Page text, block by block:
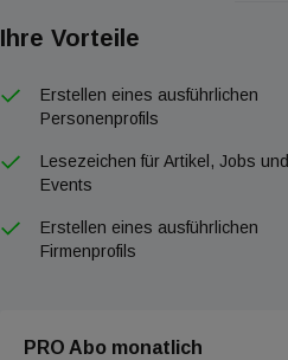
Ihre Vorteile
Erstellen eines ausführlichen
Personenprofils
Lesezeichen für Artikel, Jobs und
Events
Erstellen eines ausführlichen
Firmenprofils
PRO Abo monatlich